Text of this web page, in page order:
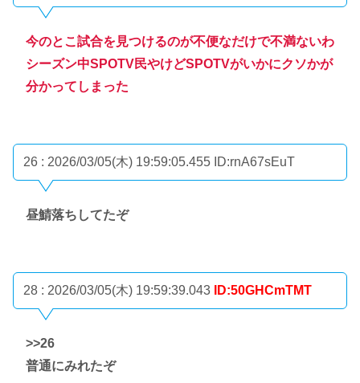
今のとこ試合を見つけるのが不便なだけで不満ないわ
シーズン中SPOTV民やけどSPOTVがいかにクソかが
分かってしまった
26 : 2026/03/05(木) 19:59:05.455 ID:rnA67sEuT
昼鯖落ちしてたぞ
28 : 2026/03/05(木) 19:59:39.043 ID:50GHCmTMT
>>26
普通にみれたぞ